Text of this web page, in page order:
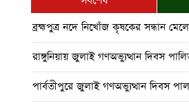
ব্রহ্মপুত্র নদে নিখোঁজ কৃষকের সন্ধান
রাঙ্গুনিয়ায় জুলাই গণঅভ্যুত্থান দিবস
পার্বতীপুরে জুলাই গণঅভ্যুত্থান দিবস